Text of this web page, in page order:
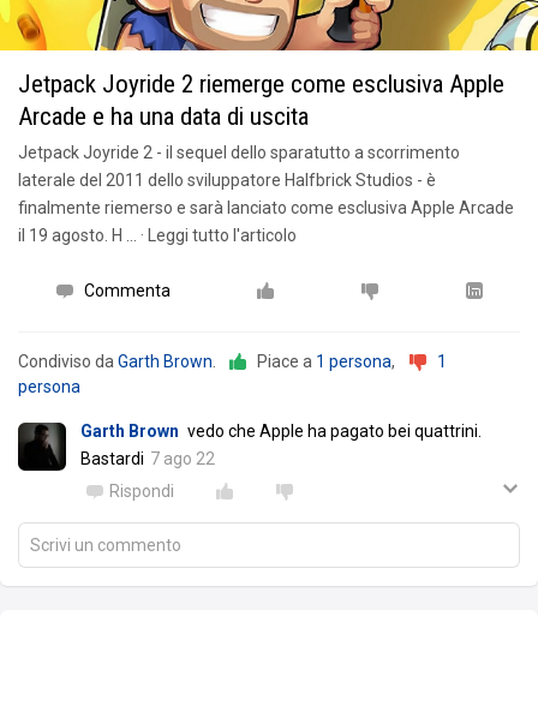
Jetpack Joyride 2 riemerge come esclusiva Apple
Arcade e ha una data di uscita
Jetpack Joyride 2 - il sequel dello sparatutto a scorrimento
laterale del 2011 dello sviluppatore Halfbrick Studios - è
finalmente riemerso e sarà lanciato come esclusiva Apple Arcade
il 19 agosto. H … · Leggi tutto l'articolo
Commenta
Condiviso da Garth Brown Piace a 1 persona,
1
persona
Garth Brown vedo che Apple ha pagato bei quattrini.
Bastardi 7 ago 22
Rispondi
Scrivi un commento